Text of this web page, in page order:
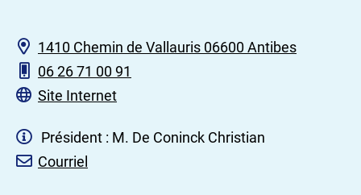
1410 Chemin de Vallauris 06600 Antibes
06 26 71 00 91
Site Internet
Président : M. De Coninck Christian
Courriel